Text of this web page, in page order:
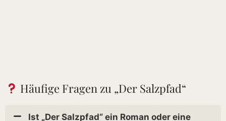
Häufige Fragen zu „Der Salzpfad“